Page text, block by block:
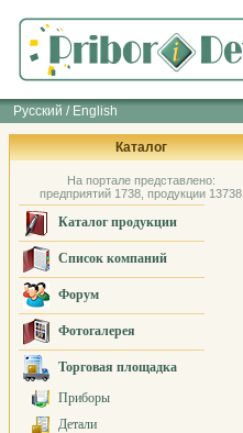
Русский / English
Каталог
На портале представлено:
предприятий 1738, продукции 13738
Каталог продукции
Список компаний
Форум
Фотогалерея
Торговая площадка
Приборы
Детали